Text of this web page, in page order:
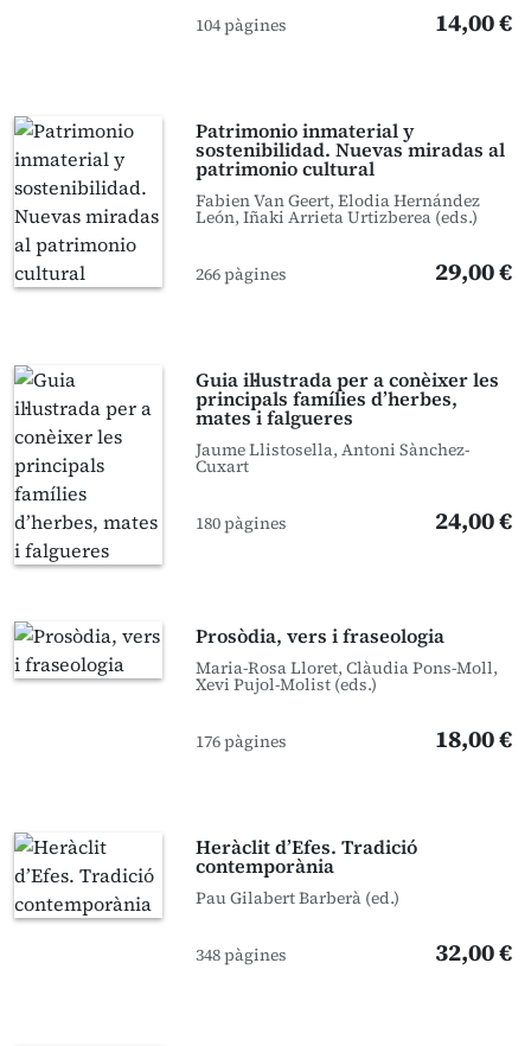
104 pàgines 14,00 €
Patrimonio inmaterial y
sostenibilidad. Nuevas miradas al
patrimonio cultural
Fabien Van Geert, Elodia Hernández
León, Iñaki Arrieta Urtizberea (eds.)
266 pàgines 29,00 €
Guia il·lustrada per a conèixer les
principals famílies d’herbes,
mates i falgueres
Jaume Llistosella, Antoni Sànchez-
Cuxart
180 pàgines 24,00 €
Prosòdia, vers i fraseologia
Maria-Rosa Lloret, Clàudia Pons-Moll,
Xevi Pujol-Molist (eds.)
176 pàgines 18,00 €
Heràclit d’Efes. Tradició
contemporània
Pau Gilabert Barberà (ed.)
348 pàgines 32,00 €